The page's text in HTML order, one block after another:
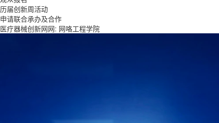
历届创新周活动
申请联合承办及合作
医疗器械创新网网: 网咯工程学院